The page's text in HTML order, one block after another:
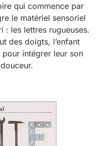
qui commence par
le matériel sensoriel
: les lettres rugueuses.
des doigts, l’enfant
intégrer leur son